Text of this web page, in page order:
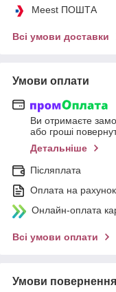
Meest ПОШТА
Всі умови доставки
Умови оплати
Ви отримаєте
або гроші
Детальніше
Післяплата
Оплата на рахунок
Онлайн-оплата
Всі умови оплати
Умови повернення